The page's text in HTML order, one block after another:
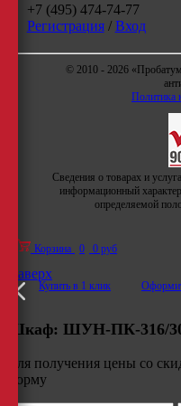
+7 (495) 474-74-77
Регистрация/ Вход
© 2010 - 2026
Политика
Сведения о товарах и
информационный
определяемой
Корзина 0 0 руб
Купить в 1 клик
Наверх
Шкаф: ШУН-ПК-316/
Для получения цены со
форму